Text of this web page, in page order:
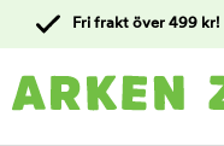
kundtjänst
Fri frakt över 499 kr!